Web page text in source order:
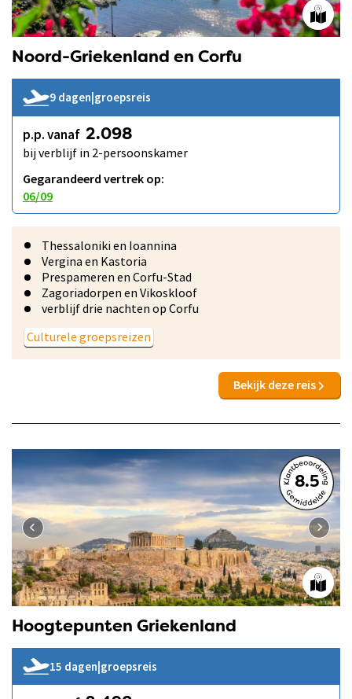
Noord-Griekenland en Corfu
9 dagen groepsreis
p.p. vanaf 2.098
bij verblijf in 2-persoonskamer
Gegarandeerd vertrek op:
06/09
Thessaloniki en Ioannina
Vergina en Kastoria
Prespameren en Corfu-Stad
Zagoriadorpen en Vikoskloof
verblijf drie nachten op Corfu
Culturele groepsreizen
Bekijk deze reis
8.5
Hoogtepunten Griekenland
15 dagen|groepsreis